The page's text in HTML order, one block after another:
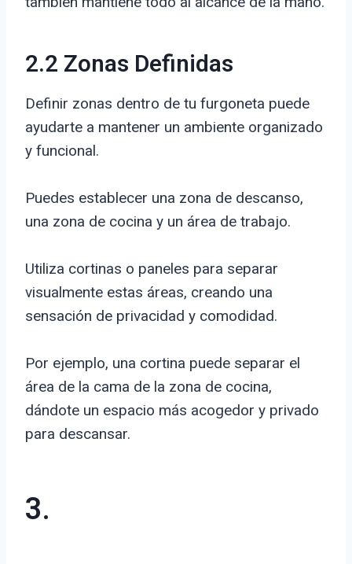
2.2 Zonas Definidas
Definir zonas dentro de tu furgoneta puede
ayudarte a mantener un ambiente organizado
y funcional.
Puedes establecer una zona de descanso,
una zona de cocina y un área de trabajo.
Utiliza cortinas o paneles para separar
visualmente estas áreas, creando una
sensación de privacidad y comodidad.
Por ejemplo, una cortina puede separar el
área de la cama de la zona de cocina,
dándote un espacio más acogedor y privado
para descansar.
3.